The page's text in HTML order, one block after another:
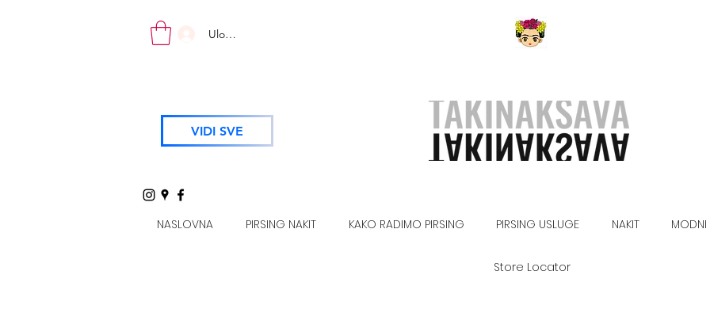
Uloguj se
VIDI SVE
NASLOVNA PIRSING NAKIT KAKO RADIMO PIRSING PIRSING USLUGE NAKIT MODNI
Store Locator